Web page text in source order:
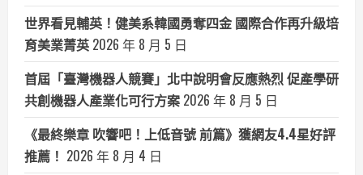
世界看見輔英！健美系韓國勇奪四金 國際合作再升級培
育美業菁英 2026 年 8 月 5 日
首屆「臺灣機器人競賽」北中說明會反應熱烈 促產學研
共創機器人產業化可行方案 2026 年 8 月 5 日
《最終樂章 吹響吧！上低音號 前篇》獲網友4.4星好評
推薦！ 2026 年 8 月 4 日